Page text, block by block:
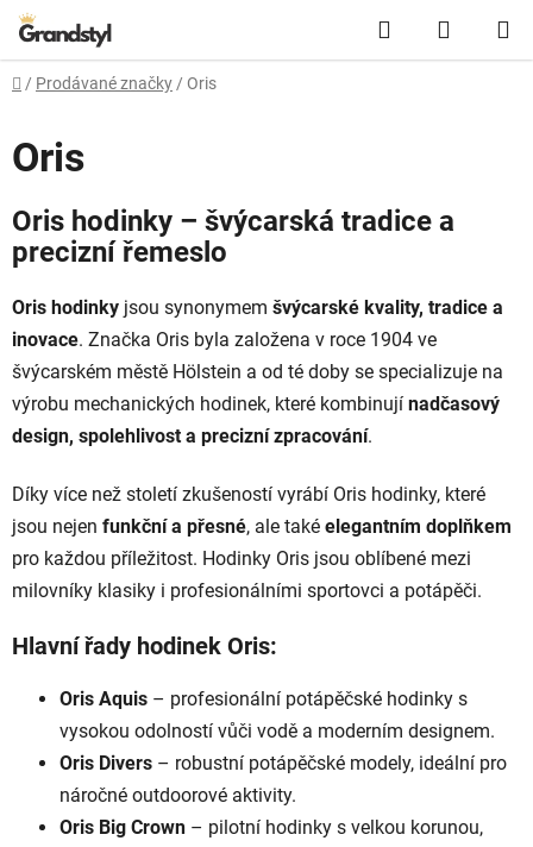
Přejít na obsah Hledat
Domů
/ Prodávané značky / Oris
Oris
Oris hodinky – švýcarská tradice a
precizní řemeslo
Oris hodinky jsou synonymem švýcarské kvality, tradice a
inovace. Značka Oris byla založena v roce 1904 ve
švýcarském městě Hölstein a od té doby se specializuje na
výrobu mechanických hodinek, které kombinují nadčasový
design, spolehlivost a precizní zpracování.
Díky více než století zkušeností vyrábí Oris hodinky, které
jsou nejen funkční a přesné, ale také elegantním doplňkem
pro každou příležitost. Hodinky Oris jsou oblíbené mezi
milovníky klasiky i profesionálními sportovci a potápěči.
Hlavní řady hodinek Oris:
Oris Aquis – profesionální potápěčské hodinky s
vysokou odolností vůči vodě a moderním designem.
Oris Divers – robustní potápěčské modely, ideální pro
náročné outdoorové aktivity.
Oris Big Crown – pilotní hodinky s velkou korunou,